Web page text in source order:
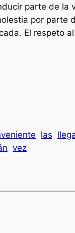
parte de la
por parte
El respeto
las
vez